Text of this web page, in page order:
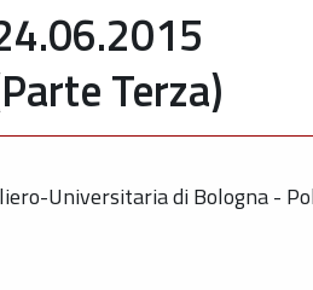
Terza)
Universitaria di Bologna -